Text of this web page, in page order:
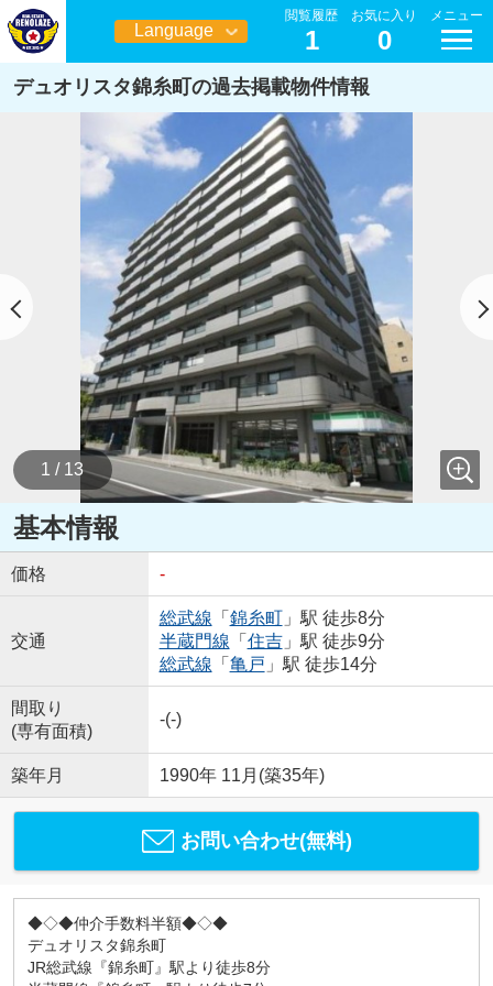
Language
日本語
閲覧履歴
1
お気に入り
0
メニュー
デュオリスタ錦糸町の過去掲載物件情報
1 / 13
基本情報
価格 -
交通
総武線 「 錦糸町」駅 徒歩8分
半蔵門線 「 住吉」駅 徒歩9分
総武線 「 亀戸 」駅 徒歩14分
間取り
(専有面積)
-(-)
築年月 1990年 11月(築35年)
お問い合わせ(無料)
◆◇◆仲介手数料半額◆◇◆
デュオリスタ錦糸町
JR総武線『錦糸町』駅より徒歩8分